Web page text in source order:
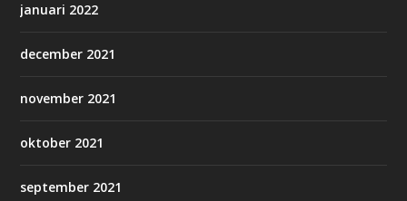
januari 2022
december 2021
november 2021
oktober 2021
september 2021